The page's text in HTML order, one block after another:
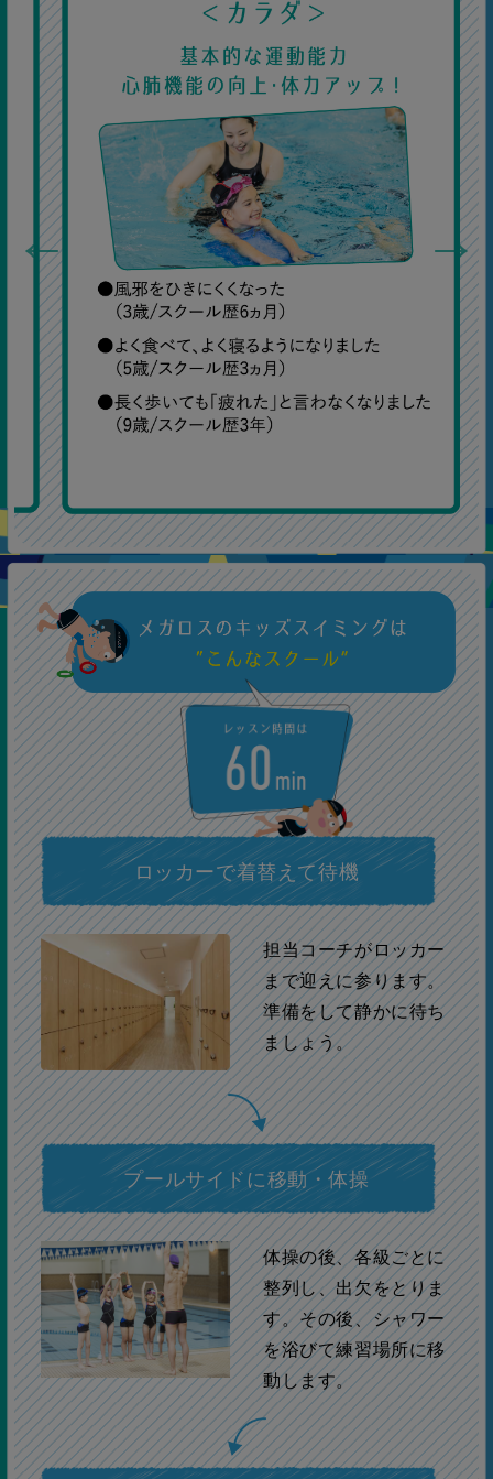
ロッカーで着替えて待機
担当コーチがロッカー
まで迎えに参ります。
準備をして静かに待ち
ましょう。
プールサイドに移動・体操
体操の後、各級ごとに
整列し、出欠をとりま
す。その後、シャワー
を浴びて練習場所に移
動します。